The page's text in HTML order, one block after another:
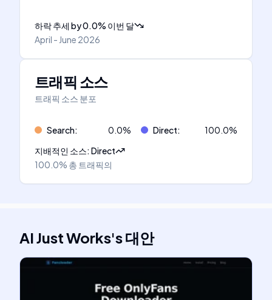
하락 추세 by0.0% 이번 달
April - June 2026
트래픽 소스
트래픽 소스 분포
Search: 0.0% Direct: 100.0%
지배적인 소스:Direct
100.0% 총 트래픽의
AI Just Works's대안